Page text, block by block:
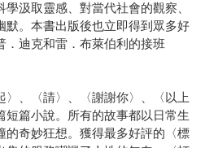
汲取靈感、對當代社會的觀察、
默。本書出版後也立即得到眾多好
．迪克和雷．布萊伯利的接班
、〈請〉、〈謝謝你〉、〈以上
短篇小說。所有的故事都以日常生
的奇妙狂想。獲得最多好評的〈標